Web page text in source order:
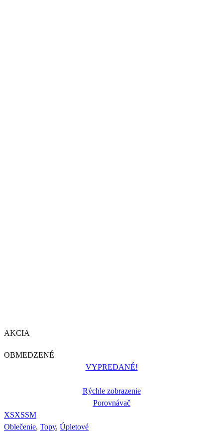
AKCIA
OBMEDZENÉ
VYPREDANÉ!
Rýchle zobrazenie
Porovnávač
XSXSSM
Oblečenie, Topy, Úpletové